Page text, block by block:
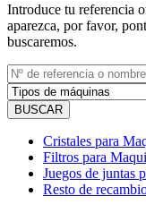
Introduce tu referencia
aparezca, por favor,
buscaremos.
Cristales para
Filtros para
Juegos de juntas
Resto de